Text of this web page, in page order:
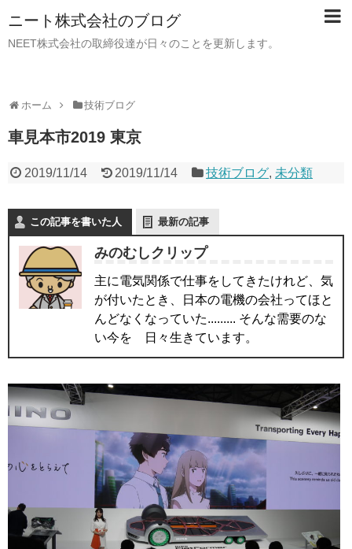
ニート株式会社のブログ
NEET株式会社の取締役達が日々のことを更新します。
ホーム 技術ブログ
車見本市2019 東京
2019/11/14 2019/11/14 技術ブログ, 未分類
この記事を書いた人 最新の記事
みのむしクリップ
主に電気関係で仕事をしてきたけれど、気
が付いたとき、日本の電機の会社ってほと
んどなくなっていた......... そんな需要のな
い今を 日々生きています。